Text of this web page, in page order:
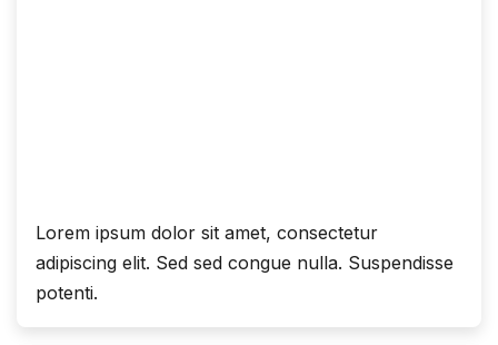
Lorem ipsum dolor sit amet, consectetur
adipiscing elit. Sed sed congue nulla. Suspendisse
potenti.